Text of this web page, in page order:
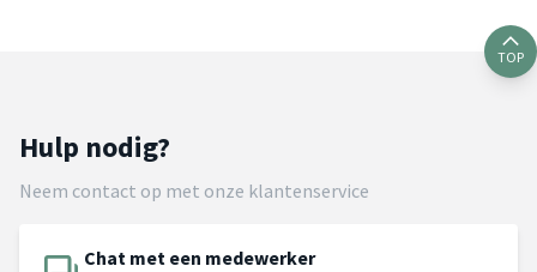
TOP
Hulp nodig?
Neem contact op met onze klantenservice
Chat met een medewerker